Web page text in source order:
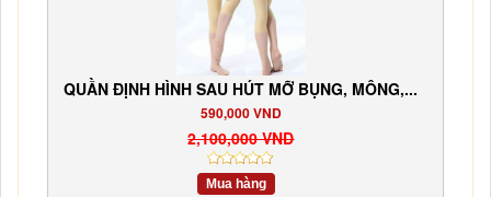
QUẦN ĐỊNH HÌNH SAU HÚT MỠ BỤNG, MÔNG,...
590,000 VND
2,100,000 VND
Mua hàng